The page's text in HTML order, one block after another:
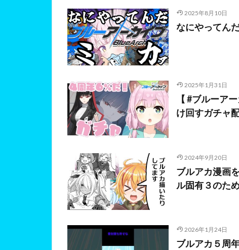
2025年8月10日
なにやってん
2025年1月31日
【 #ブルーア
け回すガチャ
2024年9月20日
ブルアカ漫画
ル固有３のた
2026年1月24日
ブルアカ５周